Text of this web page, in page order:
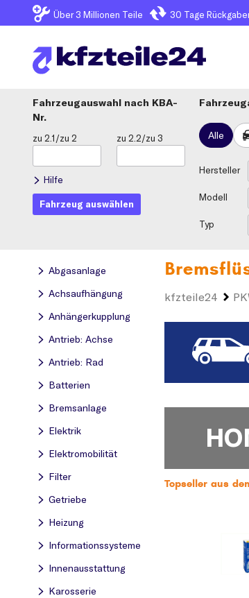
Über 3 Millionen Teile 30 Tage
Fahrzeugauswahl
KBA-
Nr.
zu 2.1/zu 2 zu 2.2/zu 3
Hilfe
Fahrzeug auswählen
Alle
Hersteller
Modell
Typ
Abgasanlage
Achsaufhängung
Anhängerkupplung
Antrieb: Achse
Antrieb: Rad
Batterien
Bremsanlage
Elektrik
Elektromobilität
Filter
Getriebe
Heizung
Informationssysteme
Innenausstattung
Karosserie
kfzteile24
Topseller aus